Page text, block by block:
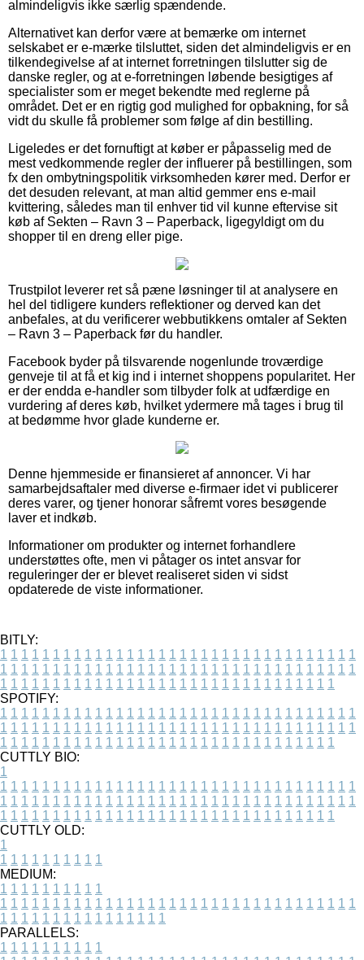
almindeligvis ikke særlig spændende.
Alternativet kan derfor være at bemærke om internet
selskabet er e-mærke tilsluttet, siden det almindeligvis er en
tilkendegivelse af at internet forretningen tilslutter sig de
danske regler, og at e-forretningen løbende besigtiges af
specialister som er meget bekendte med reglerne på
området. Det er en rigtig god mulighed for opbakning, for så
vidt du skulle få problemer som følge af din bestilling.
Ligeledes er det fornuftigt at køber er påpasselig med de
mest vedkommende regler der influerer på bestillingen, som
fx den ombytningspolitik virksomheden kører med. Derfor er
det desuden relevant, at man altid gemmer ens e-mail
kvittering, således man til enhver tid vil kunne eftervise sit
køb af Sekten – Ravn 3 – Paperback, ligegyldigt om du
shopper til en dreng eller pige.
Trustpilot leverer ret så pæne løsninger til at analysere en
hel del tidligere kunders reflektioner og derved kan det
anbefales, at du verificerer webbutikkens omtaler af Sekten
– Ravn 3 – Paperback før du handler.
Facebook byder på tilsvarende nogenlunde troværdige
genveje til at få et kig ind i internet shoppens popularitet. Her
er der endda e-handler som tilbyder folk at udfærdige en
vurdering af deres køb, hvilket ydermere må tages i brug til
at bedømme hvor glade kunderne er.
Denne hjemmeside er finansieret af annoncer. Vi har
samarbejdsaftaler med diverse e-firmaer idet vi publicerer
deres varer, og tjener honorar såfremt vores besøgende
laver et indkøb.
Informationer om produkter og internet forhandlere
understøttes ofte, men vi påtager os intet ansvar for
reguleringer der er blevet realiseret siden vi sidst
opdaterede de viste informationer.
BITLY:
1 1 1 1 1 1 1 1 1 1 1 1 1 1 1 1 1 1 1 1 1 1 1 1 1 1 1 1 1 1 1 1 1 1
1 1 1 1 1 1 1 1 1 1 1 1 1 1 1 1 1 1 1 1 1 1 1 1 1 1 1 1 1 1 1 1 1 1
1 1 1 1 1 1 1 1 1 1 1 1 1 1 1 1 1 1 1 1 1 1 1 1 1 1 1 1 1 1 1 1
SPOTIFY:
1 1 1 1 1 1 1 1 1 1 1 1 1 1 1 1 1 1 1 1 1 1 1 1 1 1 1 1 1 1 1 1 1 1
1 1 1 1 1 1 1 1 1 1 1 1 1 1 1 1 1 1 1 1 1 1 1 1 1 1 1 1 1 1 1 1 1 1
1 1 1 1 1 1 1 1 1 1 1 1 1 1 1 1 1 1 1 1 1 1 1 1 1 1 1 1 1 1 1 1
CUTTLY BIO:
1
1 1 1 1 1 1 1 1 1 1 1 1 1 1 1 1 1 1 1 1 1 1 1 1 1 1 1 1 1 1 1 1 1 1
1 1 1 1 1 1 1 1 1 1 1 1 1 1 1 1 1 1 1 1 1 1 1 1 1 1 1 1 1 1 1 1 1 1
1 1 1 1 1 1 1 1 1 1 1 1 1 1 1 1 1 1 1 1 1 1 1 1 1 1 1 1 1 1 1 1
CUTTLY OLD:
1
1 1 1 1 1 1 1 1 1 1
MEDIUM:
1 1 1 1 1 1 1 1 1 1
1 1 1 1 1 1 1 1 1 1 1 1 1 1 1 1 1 1 1 1 1 1 1 1 1 1 1 1 1 1 1 1 1 1
1 1 1 1 1 1 1 1 1 1 1 1 1 1 1 1
PARALLELS:
1 1 1 1 1 1 1 1 1 1